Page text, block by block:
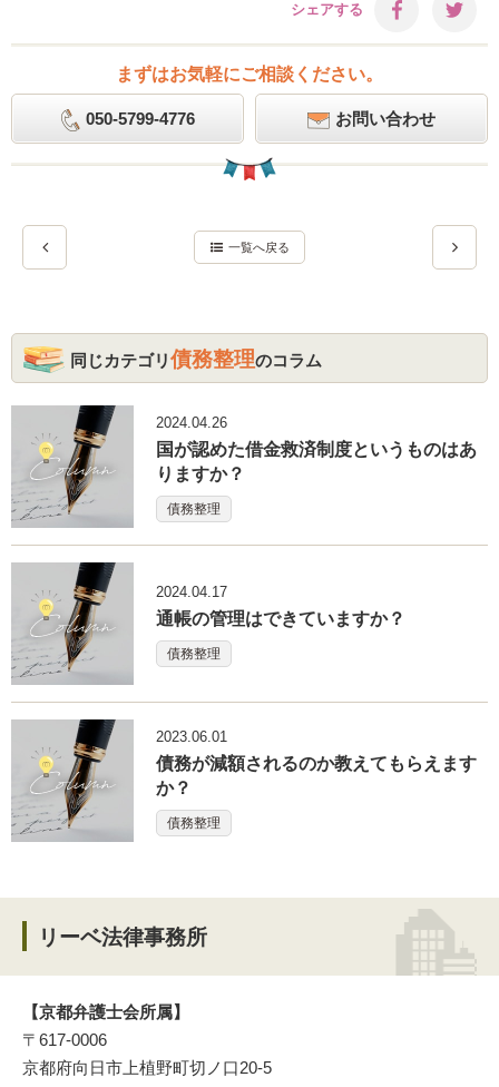
シェアする
まずはお気軽にご相談ください。
050-5799-4776 お問い合わせ
一覧へ戻る
同じカテゴリ債務整理のコラム
2024.04.26
国が認めた借金救済制度というものはあ
りますか？
債務整理
2024.04.17
通帳の管理はできていますか？
債務整理
2023.06.01
債務が減額されるのか教えてもらえます
か？
債務整理
リーベ法律事務所
【京都弁護士会所属】
〒617-0006
京都府向日市上植野町切ノ口20-5